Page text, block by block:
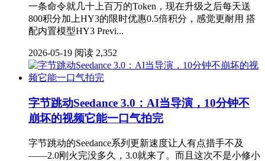
一条命令就几十上百万的Token，现在升级之后每天送
800积分加上HY3的限时优惠0.5倍积分，感觉更耐用 搭
配内置模型HY3 Previ...
2026-05-19 阅读 2,352
字节跳动Seedance 3.0：AI当导演，10分钟不
崩坏的视频它能一口气拍完
字节跳动的Seedance系列更新速度让人有点措手不及
——2.0刚火完没多久，3.0就来了。而且这次不是小修小